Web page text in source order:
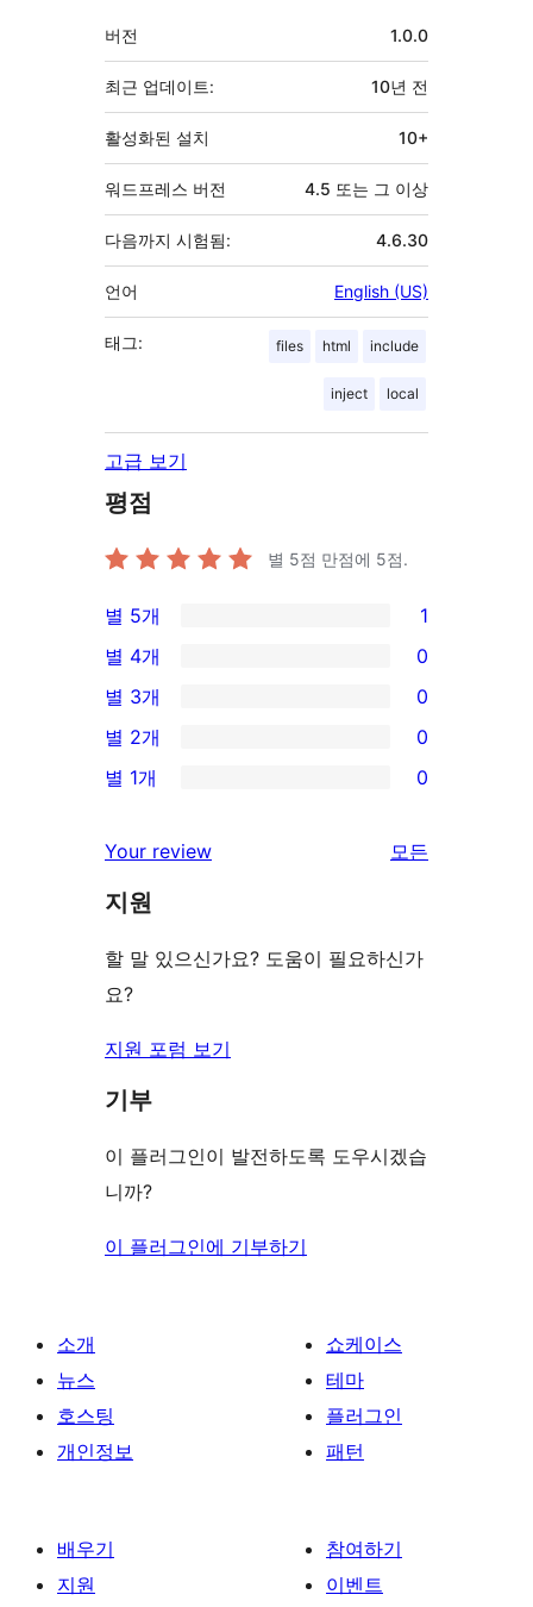
기
초
버전 1.0.0
최근 업데이트: 10년 전
활성화된 설치 10+
워드프레스 버전 4.5 또는 그 이상
다음까지 시험됨: 4.6.30
언어 English (US)
태그: files html include
inject local
고급 보기
평점
별 5점 만점에 5점.
1/5-
별
점
후
기
별 5개 1
0/4-
별
점
후
별 4개 0
0/3-
별
점
기
별 3개 0
0/2-
별
후
기
별 2개 0
0/1-
점
후
별 1개 0
Your review 모든
지원
할 말 있으신가요? 도움이 필요하신가
요?
지원 포럼 보기
기부
이 플러그인이 발전하도록 도우시겠습
니까?
이 플러그인에 기부하기
소개
뉴스
호스팅
개인정보
쇼케이스
테마
플러그인
패턴
배우기
지원
참여하기
이벤트